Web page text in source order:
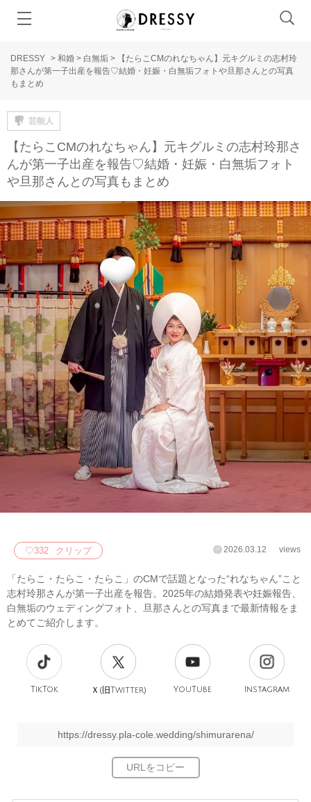
DRESSY > 和婚 > 白無垢 >
【たらこCMのれなちゃん】元キグルミの志村玲
那さんが第一子出産を報告♡結婚・妊娠・白無垢フォトや旦那さんとの写真
もまとめ
芸能人
【たらこCMのれなちゃん】元キグルミの志村玲那さ
んが第一子出産を報告♡結婚・妊娠・白無垢フォト
や旦那さんとの写真もまとめ
♡332 クリップ 2026.03.12 views
「たらこ・たらこ・たらこ」のCMで話題となった“れなちゃん”こと
志村玲那さんが第一子出産を報告。2025年の結婚発表や妊娠報告、
白無垢のウェディングフォト、旦那さんとの写真まで最新情報をま
とめてご紹介します。
TikTok Ｘ(旧Twitter) YouTube Instagram
https://dressy.pla-cole.wedding/shimurarena/